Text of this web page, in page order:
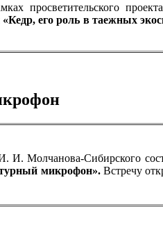
просветительского
«Кедр, его роль в таежных
И. Молчанова-Сибирского
микрофон».Встречу